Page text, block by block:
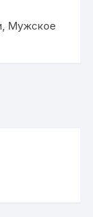
, Мужское